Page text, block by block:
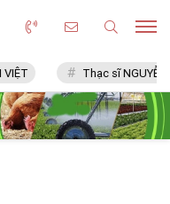
Thạc sĩ NGUYỄN VĂN CHÍ